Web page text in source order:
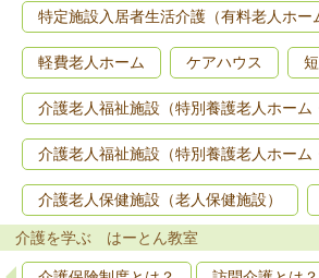
特定施設入居者生活介護（有料老人ホー
軽費老人ホーム ケアハウス
介護老人福祉施設（特別養護老人ホーム
介護老人福祉施設（特別養護老人ホーム
介護老人保健施設（老人保健施設）
介護を学ぶ はーとん教室